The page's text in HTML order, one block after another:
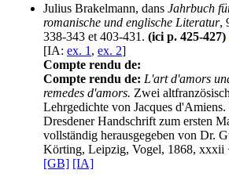
Julius Brakelmann, dans Jahrbuch
romanische und englische Literatur,
338-343 et 403-431. (ici p. 425-427)
[IA: ex. 1 , ex. 2]
Compte rendu de:
Compte rendu de: L'art d'amors
remedes d'amors. Zwei
Lehrgedichte von Jacques
Dresdener Handschrift zum ersten
vollständig herausgegeben von Dr.
Körting, Leipzig, Vogel, 1868, xxxii
[GB] [IA]